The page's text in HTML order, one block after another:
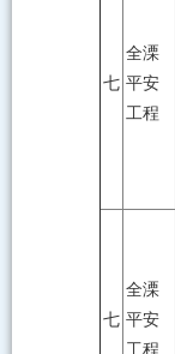
七
全溧
平安
工程
七
全溧
平安
工程